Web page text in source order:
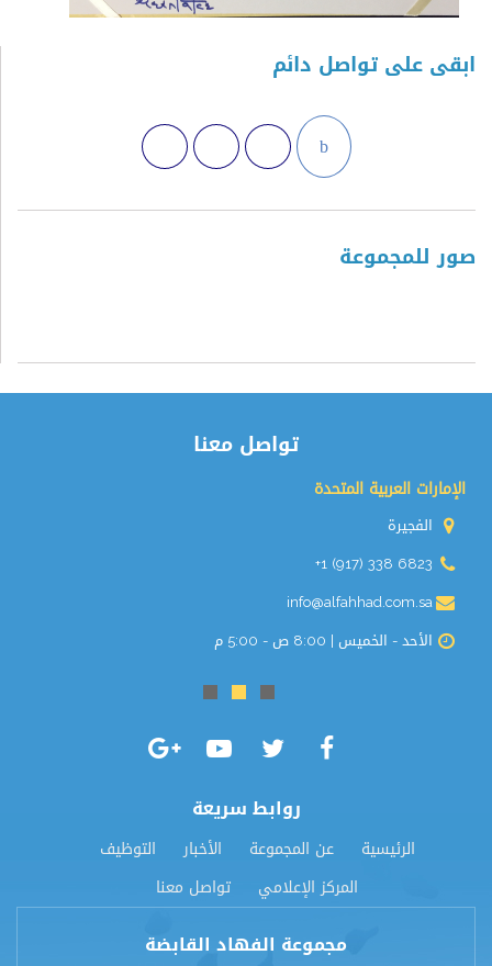
ابقى على تواصل دائم
صور للمجموعة
تواصل معنا
الإمارات العربية المتحدة
الفجيرة
+1 (917) 338 6823
info@alfahhad.com.sa
الأحد - الخميس | 8:00 ص - 5:00 م
روابط سريعة
الرئيسية عن المجموعة الأخبار
التوظيف
المركز الإعلامي
تواصل معنا
مجموعة الفهاد القابضة